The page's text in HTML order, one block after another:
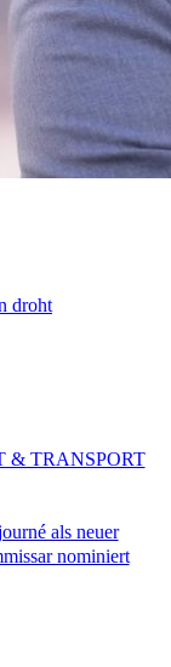
droht
als neuer
nominiert
& TRANSPORT